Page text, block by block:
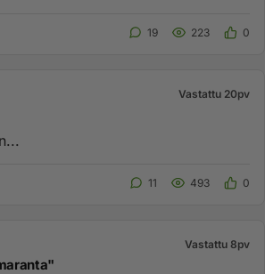
19 223 0
Vastattu 20pv
11 493 0
Vastattu 8pv